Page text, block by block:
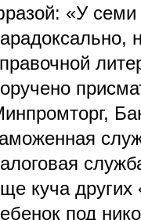
«У семи
куча
под